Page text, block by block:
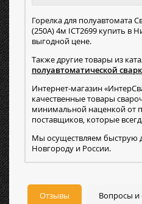
Горелка для полуавтомата
(250А) 4м ICT2699 купить в
выгодной цене.
Также другие товары из
полуавтоматической
Интернет-магазин
качественные товары
минимальной наценкой от
поставщиков, которые
Мы осуществляем быструю
Новгороду и России.
Отзывы Вопросы и